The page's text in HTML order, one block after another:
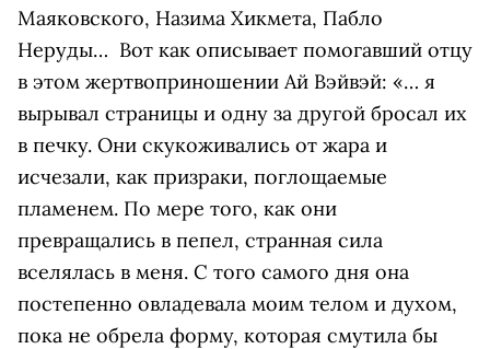
Маяковского, Назима Хикмета, Пабло
Неруды… Вот как описывает помогавший отцу
в этом жертвоприношении Ай Вэйвэй: «… я
вырывал страницы и одну за другой бросал их
в печку. Они скукоживались от жара и
исчезали, как призраки, поглощаемые
пламенем. По мере того, как они
превращались в пепел, странная сила
вселялась в меня. С того самого дня она
постепенно овладевала моим телом и духом,
пока не обрела форму, которая смутила бы